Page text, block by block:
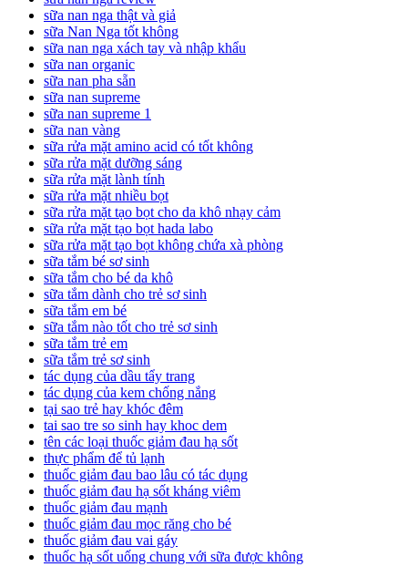
sữa nan nga thật và giả
sữa Nan Nga tốt không
sữa nan nga xách tay và nhập khẩu
sữa nan organic
sữa nan pha sẵn
sữa nan supreme
sữa nan supreme 1
sữa nan vàng
sữa rửa mặt amino acid có tốt không
sữa rửa mặt dưỡng sáng
sữa rửa mặt lành tính
sữa rửa mặt nhiều bọt
sữa rửa mặt tạo bọt cho da khô nhạy cảm
sữa rửa mặt tạo bọt hada labo
sữa rửa mặt tạo bọt không chứa xà phòng
sữa tắm bé sơ sinh
sữa tắm cho bé da khô
sữa tắm dành cho trẻ sơ sinh
sữa tắm em bé
sữa tắm nào tốt cho trẻ sơ sinh
sữa tắm trẻ em
sữa tắm trẻ sơ sinh
tác dụng của dầu tẩy trang
tác dụng của kem chống nắng
tại sao trẻ hay khóc đêm
tai sao tre so sinh hay khoc dem
tên các loại thuốc giảm đau hạ sốt
thực phẩm để tủ lạnh
thuốc giảm đau bao lâu có tác dụng
thuốc giảm đau hạ sốt kháng viêm
thuốc giảm đau mạnh
thuốc giảm đau mọc răng cho bé
thuốc giảm đau vai gáy
thuốc hạ sốt uống chung với sữa được không